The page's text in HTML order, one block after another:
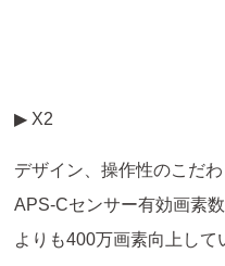
▶ X2
デザイン、操作性のこだ
APS-Cセンサー有効画素
よりも400万画素向上して